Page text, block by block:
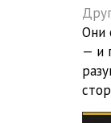
Они
— и